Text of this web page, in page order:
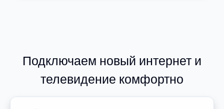
Подключаем новый интернет и
телевидение комфортно